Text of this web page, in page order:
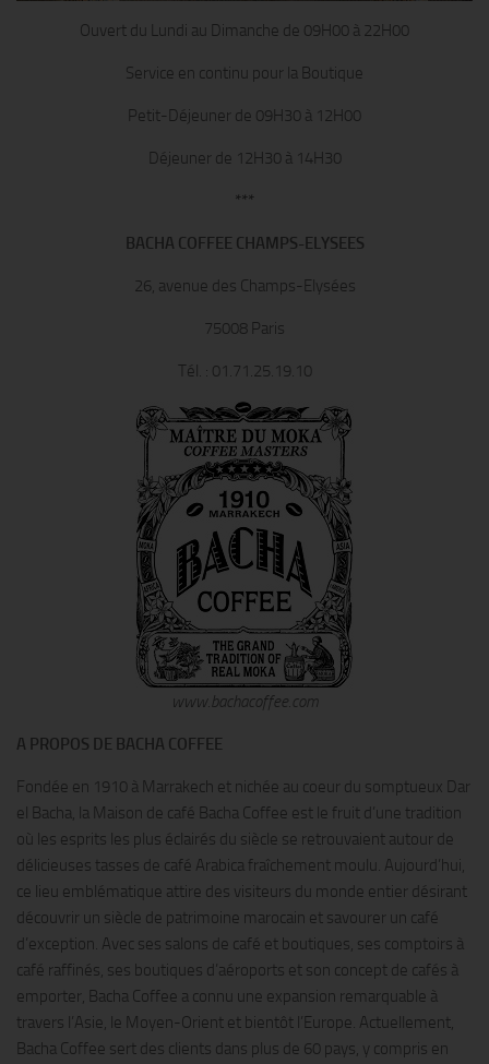
Ouvert du Lundi au Dimanche de 09H00 à 22H00
Service en continu pour la Boutique
Petit-Déjeuner de 09H30 à 12H00
Déjeuner de 12H30 à 14H30
***
BACHA COFFEE CHAMPS-ELYSEES
26, avenue des Champs-Elysées
75008 Paris
Tél. : 01.71.25.19.10
www.bachacoffee.com
A PROPOS DE BACHA COFFEE
Fondée en 1910 à Marrakech et nichée au coeur du somptueux Dar
el Bacha, la Maison de café Bacha Coffee est le fruit d’une tradition
où les esprits les plus éclairés du siècle se retrouvaient autour de
délicieuses tasses de café Arabica fraîchement moulu. Aujourd’hui,
ce lieu emblématique attire des visiteurs du monde entier désirant
découvrir un siècle de patrimoine marocain et savourer un café
d’exception. Avec ses salons de café et boutiques, ses comptoirs à
café raffinés, ses boutiques d’aéroports et son concept de cafés à
emporter, Bacha Coffee a connu une expansion remarquable à
travers l’Asie, le Moyen-Orient et bientôt l’Europe. Actuellement,
Bacha Coffee sert des clients dans plus de 60 pays, y compris en